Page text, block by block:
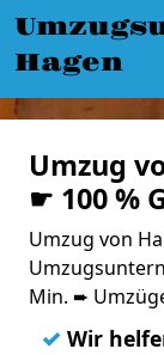
Hagen
Umzug
☛ 100 %
Umzug von
Min. ➨
✓ Wir